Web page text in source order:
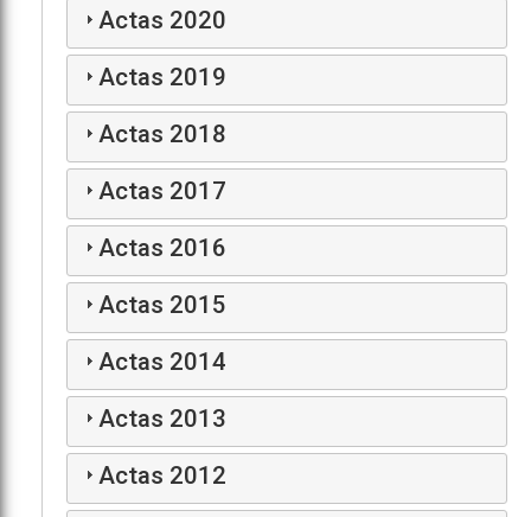
Actas 2020
Actas 2019
Actas 2018
Actas 2017
Actas 2016
Actas 2015
Actas 2014
Actas 2013
Actas 2012